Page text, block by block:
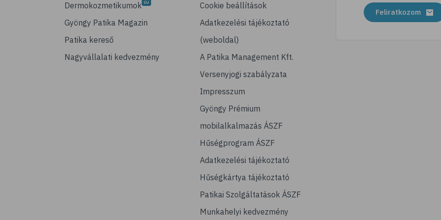
Dermokozmetikumok
Gyöngy Patika Magazin
Patika kereső
Nagyvállalati kedvezmény
Cookie beállítások
Adatkezelési tájékoztató
(weboldal)
A Patika Management Kft.
Versenyjogi szabályzata
Impresszum
Gyöngy Prémium
mobilalkalmazás ÁSZF
Hűségprogram ÁSZF
Adatkezelési tájékoztató
Hűségkártya tájékoztató
Patikai Szolgáltatások ÁSZF
Munkahelyi kedvezmény
Feliratkozom